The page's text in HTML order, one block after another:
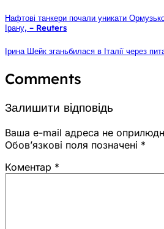
Нафтові танкери почали уникати
Ірану, – Reuters
Ірина Шейк зганьбилася в Італії через
Comments
Залишити відповідь
Ваша e-mail адреса не
Обов’язкові поля позначені *
Коментар *